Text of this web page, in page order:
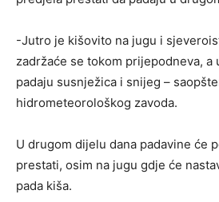
-Jutro je kišovito na jugu i
zadržaće se tokom prijepodneva, a
padaju susnježica i snijeg –
hidrometeorološkog zavoda.
U drugom dijelu dana padavine će
prestati, osim na jugu gdje će
pada kiša.